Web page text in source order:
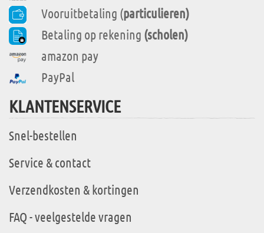
Vooruitbetaling (particulieren)
Betaling op rekening (scholen)
amazon pay
PayPal
KLANTENSERVICE
Snel-bestellen
Service & contact
Verzendkosten & kortingen
FAQ - veelgestelde vragen